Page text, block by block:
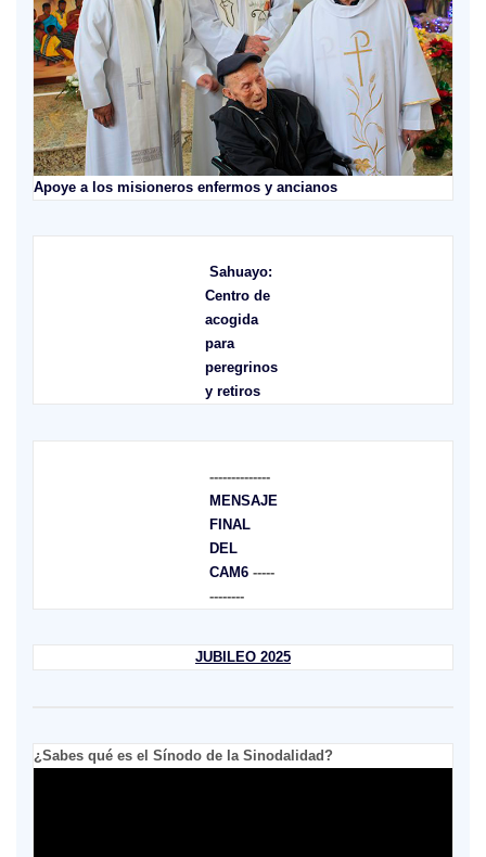
Apoye a los misioneros enfermos y ancianos
Sahuayo:
Centro de
acogida
para
peregrinos
y retiros
--------------
MENSAJE
FINAL
DEL
CAM6-----
--------
JUBILEO 2025
¿Sabes qué es el Sínodo de la Sinodalidad?